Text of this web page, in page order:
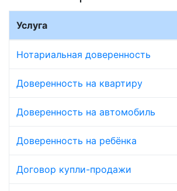
Услуга
Нотариальная доверенность
Доверенность на квартиру
Доверенность на автомобиль
Доверенность на ребёнка
Договор купли-продажи